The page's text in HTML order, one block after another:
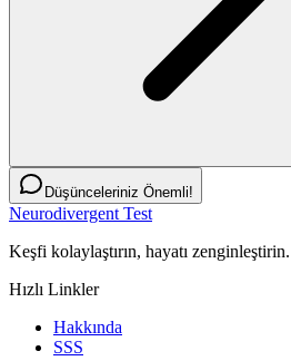
Düşünceleriniz Önemli!
Neurodivergent Test
Keşfi kolaylaştırın, hayatı zenginleştirin.
Hızlı Linkler
Hakkında
SSS